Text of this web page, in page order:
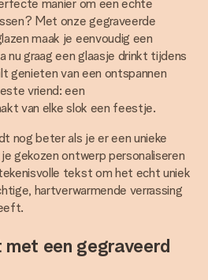
manier om een echte
Met onze gegraveerde
maak je eenvoudig een
nu graag een glaasje drinkt tijdens
genieten van een ontspannen
vriend: een
van elke slok een feestje.
nog beter als je er een unieke
gekozen ontwerp personaliseren
tekst om het echt uniek
hartverwarmende verrassing
een gegraveerd